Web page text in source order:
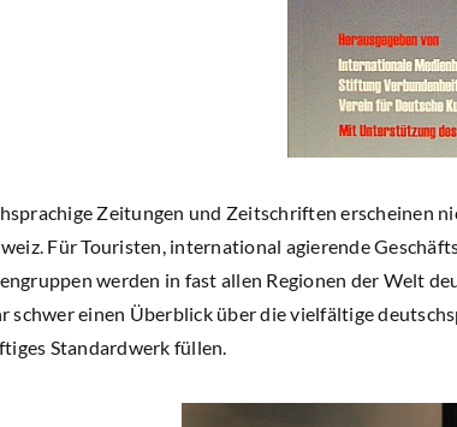
Zeitungen und Zeitschriften erscheinen
Für Touristen, international agierende
werden in fast allen Regionen der Welt
schwer einen Überblick über die vielfältige
Standardwerk füllen.